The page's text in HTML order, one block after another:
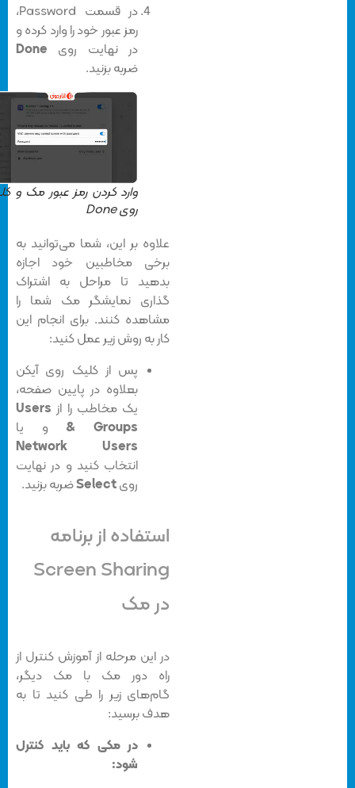
در قسمت Password،
رمز عبور خود را وارد کرده و
در نهایت رویDone
ضربه بزنید.
وارد کردن رمز عبور مک و کلیک
علاوه بر این، شما می‌توانید به
برخی مخاطبین خود اجازه
بدهید تا مراحل به اشتراک
گذاری نمایشگر مک شما را
مشاهده کنند. برای انجام این
کار به روش زیر عمل کنید:
پس از کلیک روی آیکن
بعلاوه در پایین صفحه،
یک مخاطب را از Users
& Groups
و یا
Network Users
انتخاب کنید و در نهایت
Selectضربه بزنید.
استفاده از برنامه
Screen Sharing
در مک
در این مرحله از آموزش کنترل از
راه دور مک با مک دیگر،
گام‌های زیر را طی کنید تا به
هدف برسید:
در مکی که باید کنترل
شود: